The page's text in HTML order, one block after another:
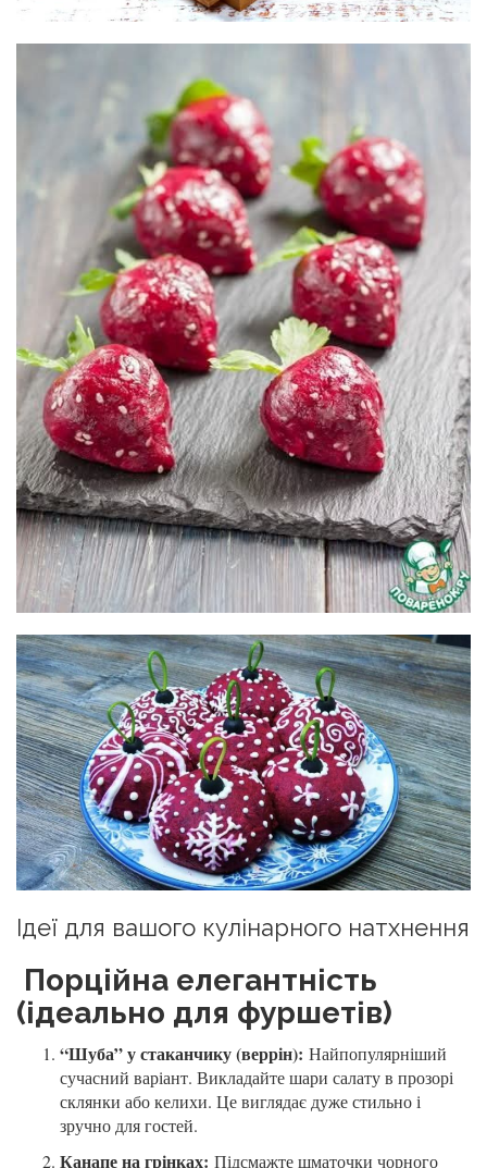
Ідеї для вашого кулінарного натхнення
Порційна елегантність
(ідеально для фуршетів)
“Шуба” у стаканчику (веррін): Найпопулярніший
сучасний варіант. Викладайте шари салату в прозорі
склянки або келихи. Це виглядає дуже стильно і
зручно для гостей.
Канапе на грінках: Підсмажте шматочки чорного